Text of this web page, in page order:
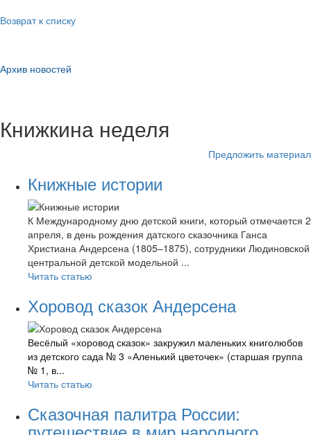
Возврат к списку
Архив новостей
Книжкина неделя
Предложить материал
Книжные истории
К Международному дню детской книги, который отмечается 2
апреля, в день рождения датского сказочника Ганса
Христиана Андерсена (1805–1875), сотрудники Людиновской
центральной детской модельной ...
Читать статью
Хоровод сказок Андерсена
Весёлый «хоровод сказок» закружил маленьких книголюбов
из детского сада № 3 «Аленький цветочек» (старшая группа
№ 1, в...
Читать статью
Сказочная палитра России: